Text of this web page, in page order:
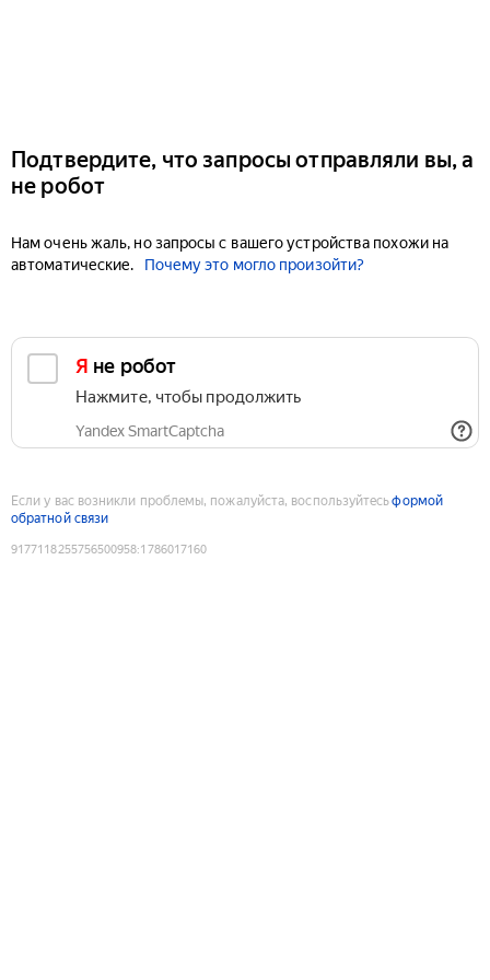
Подтвердите, что запросы отправляли вы, а
не робот
Нам очень жаль, но запросы с вашего устройства похожи на
автоматические.
Почему это могло произойти?
Я не робот
Нажмите, чтобы продолжить
Yandex SmartCaptcha
Если у вас возникли проблемы, пожалуйста, воспользуйтесьформой
обратной связи
9177118255756500958:1786017160